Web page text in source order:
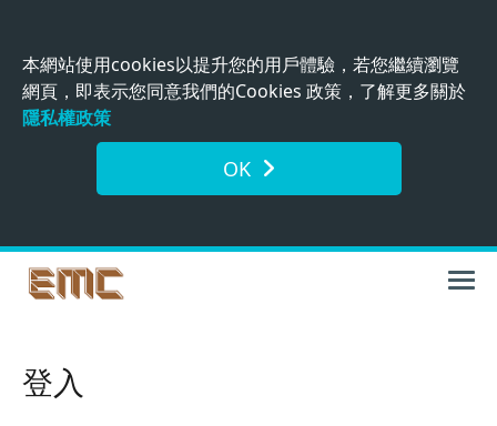
本網站使用cookies以提升您的用戶體驗，若您繼續瀏覽
網頁，即表示您同意我們的Cookies 政策，了解更多關於
隱私權政策
OK
登入